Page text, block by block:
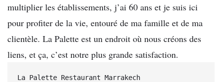
multiplier les établissements, j’ai 60 ans et je suis ici
pour profiter de la vie, entouré de ma famille et de ma
clientèle. La Palette est un endroit où nous créons des
liens, et ça, c’est notre plus grande satisfaction.
La Palette Restaurant Marrakech